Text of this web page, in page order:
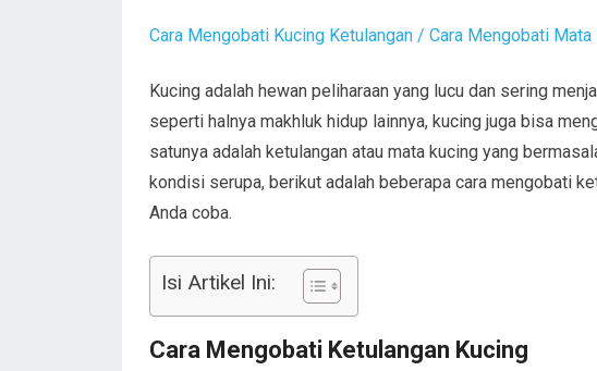
Cara Mengobati Kucing Ketulangan / Cara Mengobati Mata
Kucing adalah hewan peliharaan yang lucu dan sering
seperti halnya makhluk hidup lainnya, kucing juga bisa
satunya adalah ketulangan atau mata kucing yang
kondisi serupa, berikut adalah beberapa cara mengobati
Anda coba.
Isi Artikel Ini:
Cara Mengobati Ketulangan Kucing